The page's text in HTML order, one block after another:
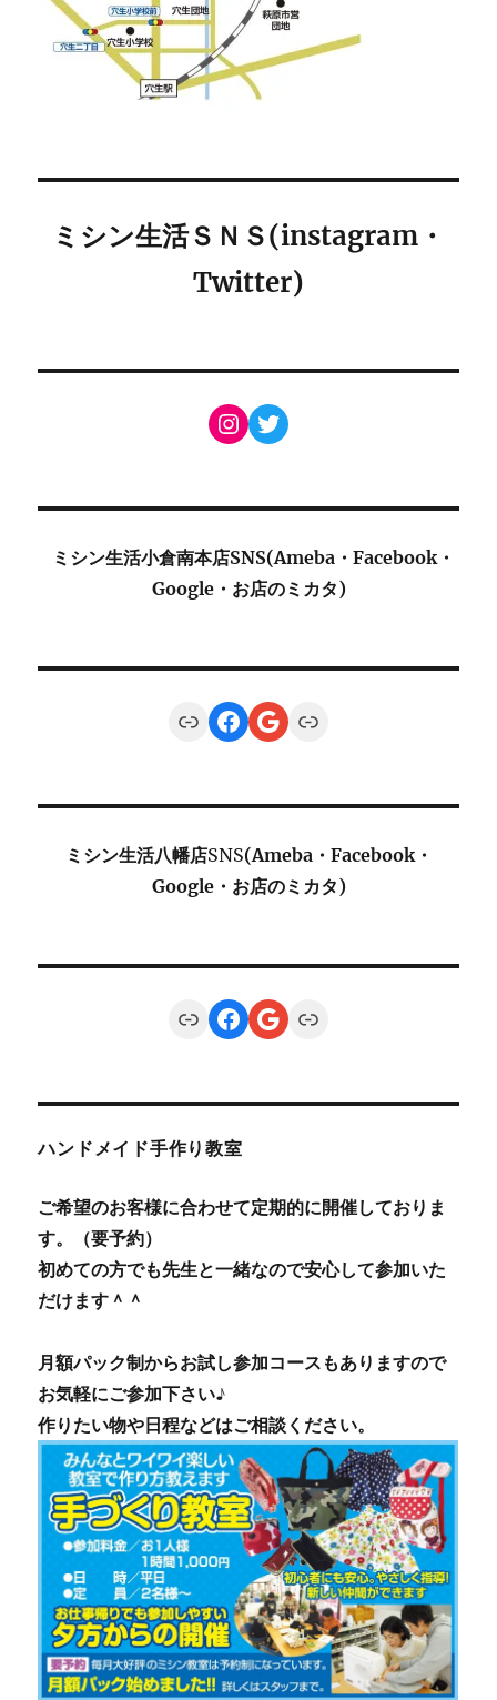
ミシン生活ＳＮＳ(instagram・
Twitter)
Instagram
Twitter
ミシン生活小倉南本店SNS(Ameba・Facebook・
Google・お店のミカタ)
LinkFacebook
Google
Link
ミシン生活八幡店SNS(Ameba・Facebook・
Google・お店のミカタ)
LinkFacebook
Google
Link
ハンドメイド手作り教室
ご希望のお客様に合わせて定期的に開催しておりま
す。（要予約）
初めての方でも先生と一緒なので安心して参加いた
だけます＾＾
月額パック制からお試し参加コースもありますので
お気軽にご参加下さい♪
作りたい物や日程などはご相談ください。